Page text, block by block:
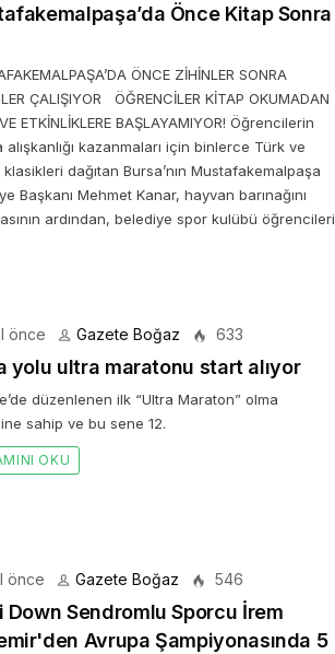
Önce Kitap Sonra
ÖNCE ZİHİNLER SONRA
ÇALIŞIYOR ÖĞRENCİLER KİTAP OKUMADAN
ETKİNLİKLERE BAŞLAYAMIYOR! Öğrencilerin
alışkanlığı kazanmaları için binlerce Türk ve
dağıtan Bursa’nın Mustafakemalpaşa
Başkanı Mehmet Kanar, hayvan barınağını
ardından, belediye spor kulübü öğrencileri
önce Gazete Boğaz 633
yolu ultra maratonu start alıyor
düzenlenen ilk “Ultra Maraton” olma
sahip ve bu sene 12.
OKU
önce Gazete Boğaz 546
Down Sendromlu Sporcu İrem
Avrupa Şampiyonasında 5